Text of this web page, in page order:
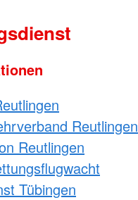
Reutlingen
Reutlingen
Tübingen